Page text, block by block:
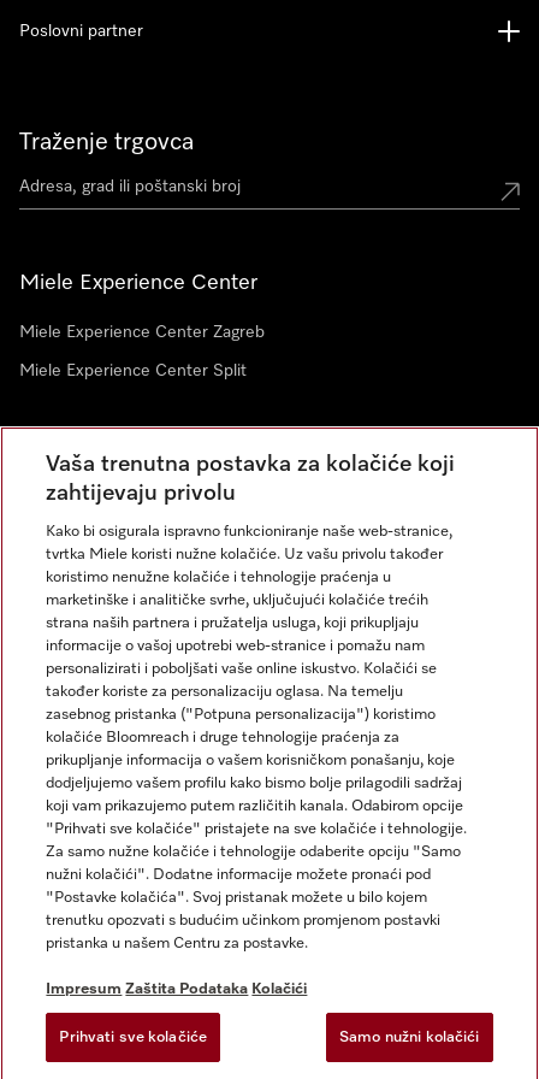
Traženje trgovca
Miele Experience Center
Miele Experience Center Zagreb
Miele Experience Center Split
Newsletter
Poslovni partner
Impresum
Opći uvjeti
Zaštita podataka
Uvjeti Korištenja
Izjava o pristupačnosti
Zakon o digitalnim uslugama
Postavke kolačića
Miele na Instagramu
Miele na Facebooku
Vaša trenutna postavka za kolačiće koji
zahtijevaju privolu
Kako bi osigurala ispravno funkcioniranje naše web-stranice,
tvrtka Miele koristi nužne kolačiće. Uz vašu privolu također
koristimo nenužne kolačiće i tehnologije praćenja u
marketinške i analitičke svrhe, uključujući kolačiće trećih
strana naših partnera i pružatelja usluga, koji prikupljaju
informacije o vašoj upotrebi web-stranice i pomažu nam
personalizirati i poboljšati vaše online iskustvo. Kolačići se
također koriste za personalizaciju oglasa. Na temelju
zasebnog pristanka ("Potpuna personalizacija") koristimo
kolačiće Bloomreach i druge tehnologije praćenja za
prikupljanje informacija o vašem korisničkom ponašanju, koje
dodjeljujemo vašem profilu kako bismo bolje prilagodili sadržaj
koji vam prikazujemo putem različitih kanala. Odabirom opcije
"Prihvati sve kolačiće" pristajete na sve kolačiće i tehnologije.
Za samo nužne kolačiće i tehnologije odaberite opciju "Samo
nužni kolačići". Dodatne informacije možete pronaći pod
"Postavke kolačića". Svoj pristanak možete u bilo kojem
trenutku opozvati s budućim učinkom promjenom postavki
pristanka u našem Centru za postavke.
Impresum Zaštita Podataka Kolačići
Prihvati sve kolačiće Samo nužni kolačići